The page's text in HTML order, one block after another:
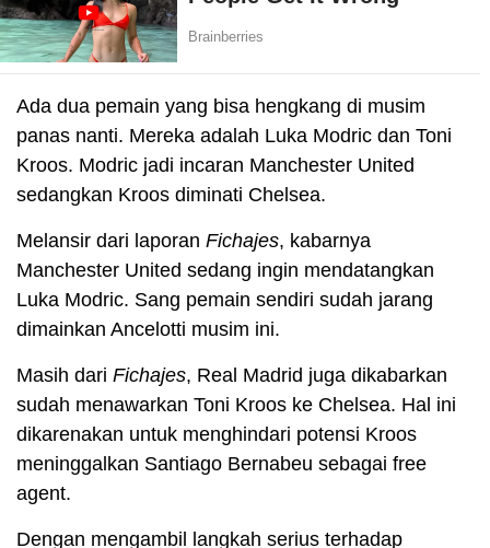
Ada dua pemain yang bisa hengkang di musim
panas nanti. Mereka adalah Luka Modric dan Toni
Kroos. Modric jadi incaran Manchester United
sedangkan Kroos diminati Chelsea.
Melansir dari laporan Fichajes, kabarnya
Manchester United sedang ingin mendatangkan
Luka Modric. Sang pemain sendiri sudah jarang
dimainkan Ancelotti musim ini.
Masih dari Fichajes, Real Madrid juga dikabarkan
sudah menawarkan Toni Kroos ke Chelsea. Hal ini
dikarenakan untuk menghindari potensi Kroos
meninggalkan Santiago Bernabeu sebagai free
agent.
Dengan mengambil langkah serius terhadap